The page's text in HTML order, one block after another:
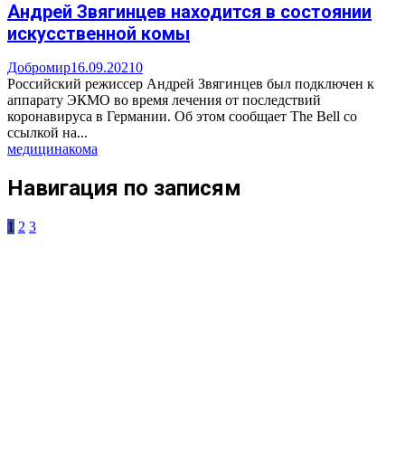
Андрей Звягинцев находится в состоянии
искусственной комы
Добромир16.09.20210
Российский режиссер Андрей Звягинцев был подключен к
аппарату ЭКМО во время лечения от последствий
коронавируса в Германии. Об этом сообщает The Bell со
ссылкой на...
медицинакома
Навигация по записям
1 2 3